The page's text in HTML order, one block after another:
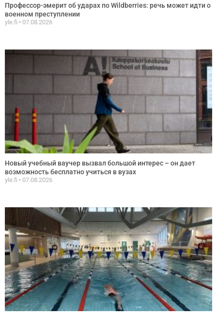
Профессор-эмерит об ударах по Wildberries: речь может идти о
военном преступлении
yle.fi 07.08.2026
Новый учебный ваучер вызвал большой интерес – он дает
возможность бесплатно учиться в вузах
yle.fi 07.08.2026